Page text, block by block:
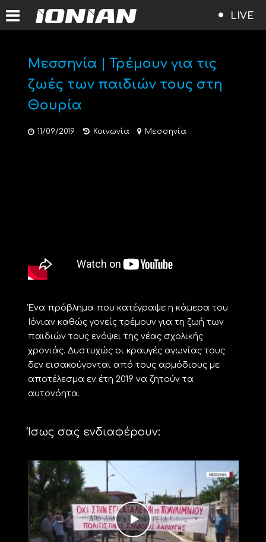
LIVE
Μεσσηνία | Τρέμουν για τις
ζωές των παιδιών τους στη
Θουρία
11/09/2019 Κοινωνία Μεσσηνία
Ένα πρόβλημα που κατέγραψε η κάμερα του
Ιόνιαν καθώς γονείς τρέμουν για τη ζωή των
παιδιών τους ενόψει της νέας σχολικής
χρονιάς. Δυστυχώς οι κραυγές αγωνίας τους
δεν εισακούγονται από τους αρμόδιους με
αποτέλεσμα εν έτη 2019 να ζητούν τα
αυτονόητα.
Ίσως σας ενδιαφέρουν: